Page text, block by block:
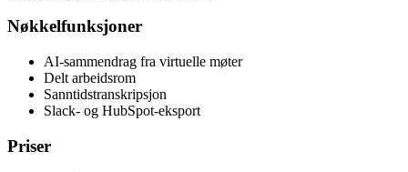
Nøkkelfunksjoner
AI-sammendrag fra virtuelle møter
Delt arbeidsrom
Sanntidstranskripsjon
Slack- og HubSpot-eksport
Priser